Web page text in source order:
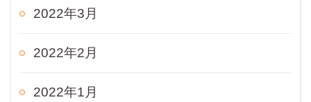
2022年3月
2022年2月
2022年1月